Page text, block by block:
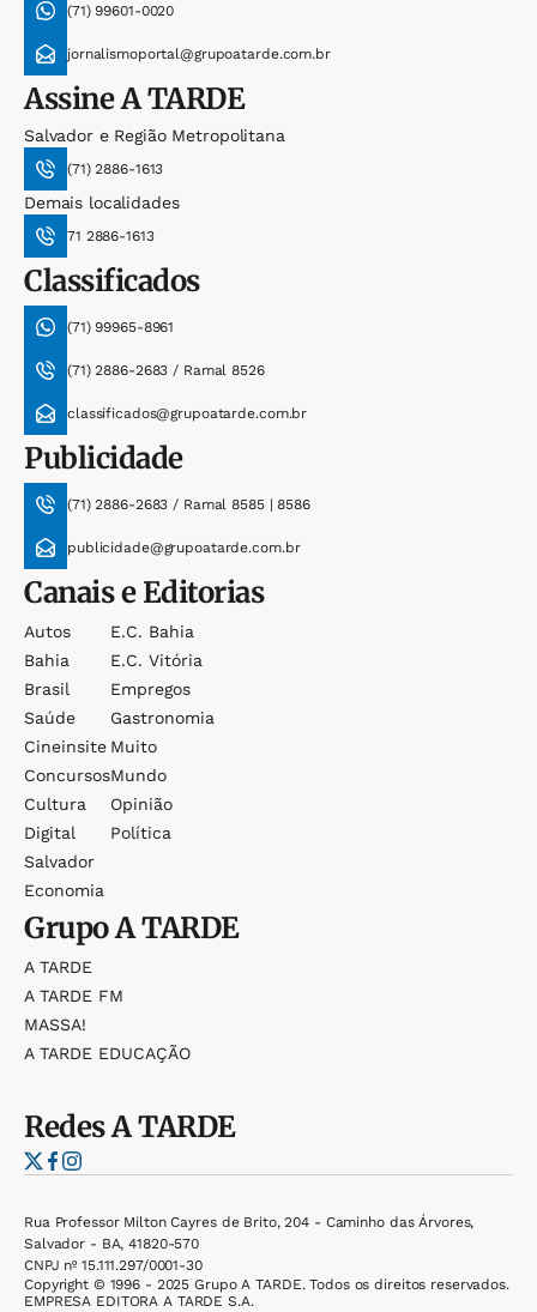
(71) 99601-0020
jornalismoportal@grupoatarde.com.br
AssineA TARDE
Salvador e Região Metropolitana
(71) 2886-1613
Demais localidades
71 2886-1613
Classificados
(71) 99965-8961
(71) 2886-2683 / Ramal 8526
classificados@grupoatarde.com.br
Publicidade
(71) 2886-2683 / Ramal 8585 | 8586
publicidade@grupoatarde.com.br
Canais e Editorias
Autos
Bahia
Brasil
Saúde
Cineinsite
Concursos
Cultura
Digital
Salvador
Economia
E.c. Bahia
E.c. Vitória
Empregos
Gastronomia
Muito
Mundo
Opinião
Política
GrupoA TARDE
A TARDE
A TARDE FM
MASSA!
A TARDE EDUCAÇÃO
RedesA TARDE
Rua Professor Milton Cayres de Brito, 204 - Caminho das Árvores,
Salvador - BA, 41820-570
CNPJ nº 15.111.297/0001-30
Copyright © 1996 - 2025 Grupo A TARDE. Todos os direitos reservados.
EMPRESA EDITORA A TARDE S.A.